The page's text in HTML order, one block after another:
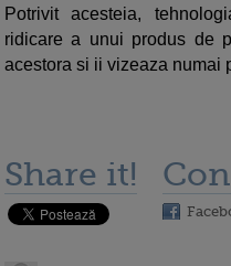
Potrivit acesteia,
ridicare a unui produs de
acestora si ii vizeaza numai
Share it!